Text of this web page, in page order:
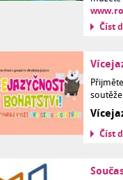
Číst
Číst